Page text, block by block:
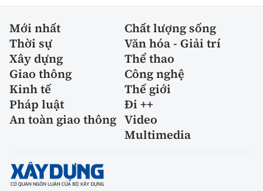
Mới nhất
Chất lượng sống
Thời sự
Văn hóa - Giải trí
Xây dựng
Thể thao
Giao thông
Công nghệ
Kinh tế
Thế giới
Pháp luật
Đi ++
An toàn giao thông Video
Multimedia